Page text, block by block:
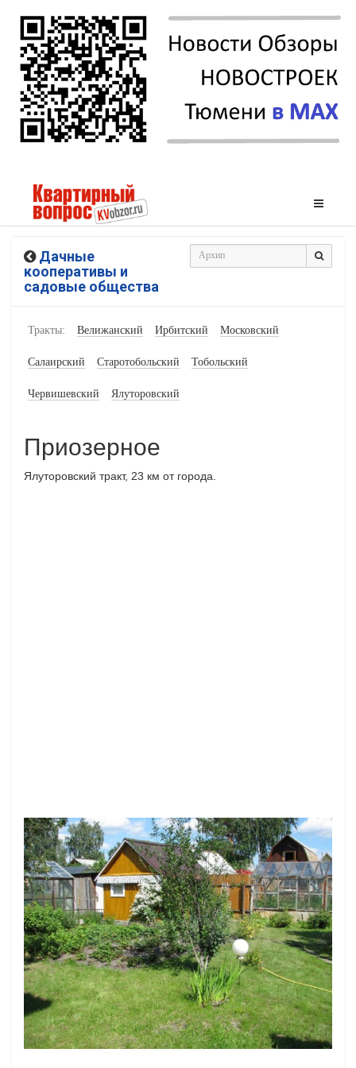
Дачные
кооперативы и
садовые общества
Тракты: Велижанский Ирбитский Московский
Салаирский Старотобольский Тобольский
Червишевский Ялуторовский
Приозерное
Ялуторовский тракт, 23 км от города.